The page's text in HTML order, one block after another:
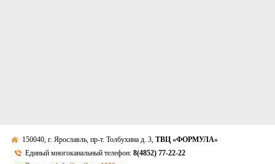
150040, г. Ярославль, пр-т. Толбухина д. 3,ТВЦ «ФОРМУЛА»
Единый многоканальный телефон:8(4852) 77-22-22